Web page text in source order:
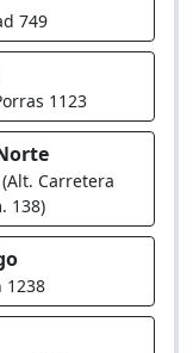
749
1123
Carretera
138)
1238